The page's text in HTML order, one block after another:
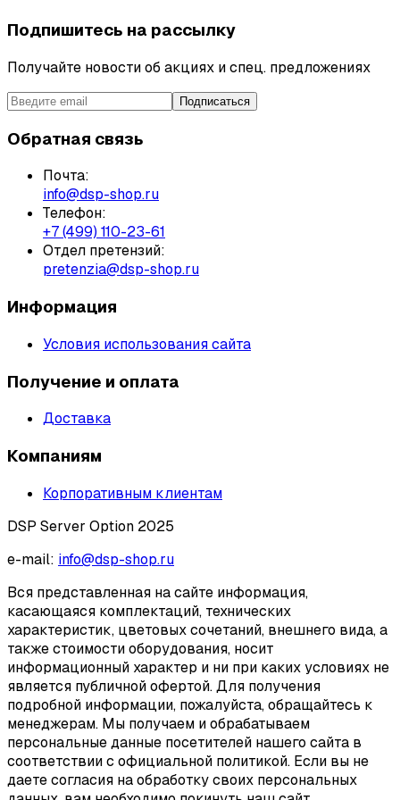
Подпишитесь на рассылку
Получайте новости об акциях и спец. предложениях
Подписаться
Обратная связь
Почта:
info@dsp-shop.ru
Телефон:
+7 (499) 110-23-61
Отдел претензий:
pretenzia@dsp-shop.ru
Информация
Условия использования сайта
Получение и оплата
Доставка
Компаниям
Корпоративным клиентам
DSP Server Option 2025
e-mail: info@dsp-shop.ru
Вся представленная на сайте информация,
касающаяся комплектаций, технических
характеристик, цветовых сочетаний, внешнего вида, а
также стоимости оборудования, носит
информационный характер и ни при каких условиях не
является публичной офертой. Для получения
подробной информации, пожалуйста, обращайтесь к
менеджерам. Мы получаем и обрабатываем
персональные данные посетителей нашего сайта в
соответствии с официальной политикой. Если вы не
даете согласия на обработку своих персональных